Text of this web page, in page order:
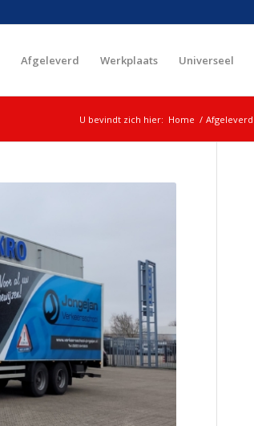
Afgeleverd Werkplaats Universeel
U bevindt zich hier: Home / Afgeleverd